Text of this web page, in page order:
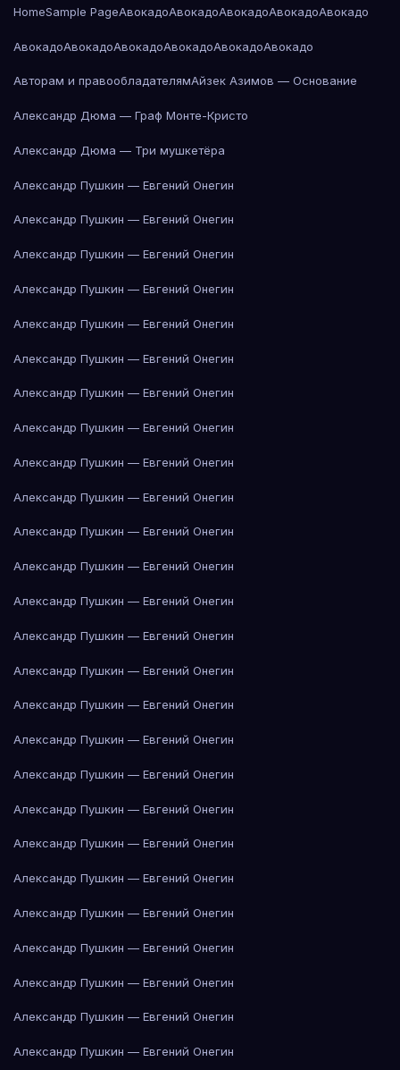
HomeSample PageАвокадоАвокадоАвокадоАвокадоАвокадо
АвокадоАвокадоАвокадоАвокадоАвокадоАвокадо
Авторам и правообладателямАйзек Азимов — Основание
Александр Дюма — Граф Монте-Кристо
Александр Дюма — Три мушкетёра
Александр Пушкин — Евгений Онегин
Александр Пушкин — Евгений Онегин
Александр Пушкин — Евгений Онегин
Александр Пушкин — Евгений Онегин
Александр Пушкин — Евгений Онегин
Александр Пушкин — Евгений Онегин
Александр Пушкин — Евгений Онегин
Александр Пушкин — Евгений Онегин
Александр Пушкин — Евгений Онегин
Александр Пушкин — Евгений Онегин
Александр Пушкин — Евгений Онегин
Александр Пушкин — Евгений Онегин
Александр Пушкин — Евгений Онегин
Александр Пушкин — Евгений Онегин
Александр Пушкин — Евгений Онегин
Александр Пушкин — Евгений Онегин
Александр Пушкин — Евгений Онегин
Александр Пушкин — Евгений Онегин
Александр Пушкин — Евгений Онегин
Александр Пушкин — Евгений Онегин
Александр Пушкин — Евгений Онегин
Александр Пушкин — Евгений Онегин
Александр Пушкин — Евгений Онегин
Александр Пушкин — Евгений Онегин
Александр Пушкин — Евгений Онегин
Александр Пушкин — Евгений Онегин